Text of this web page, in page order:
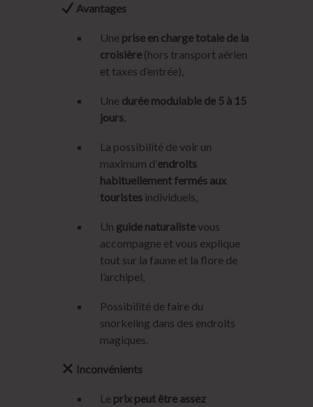
Avantages
Une prise en charge totale de la
croisière(hors transport aérien
et taxes d’entrée),
Une durée modulable de 5 à 15
jours,
La possibilité de voir un
maximum d’endroits
habituellement fermés aux
touristesindividuels,
Un guide naturalistevous
accompagne et vous explique
tout sur la faune et la flore de
l’archipel,
Possibilité de faire du
snorkeling dans des endroits
magiques.
Inconvénients
Le prix peut être assez